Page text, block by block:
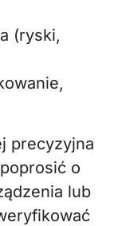
(ryski,
precyzyjna
o
lub